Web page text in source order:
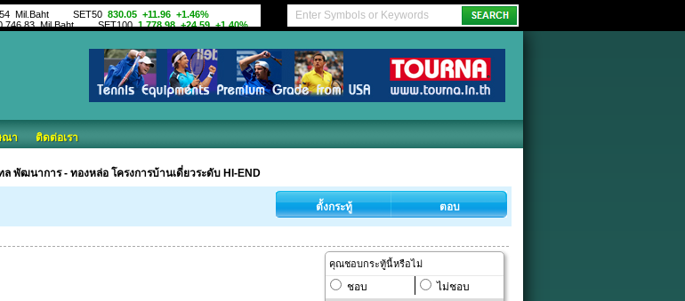
ณา ติดต่อเรา
พัฒนาการ - ทองหล่อ โครงการบ้านเดี่ยวระดับ HI-END
ตั้งกระทู้ ตอบ
คุณชอบกระทู้นี้หรือไม่
ชอบ ไม่ชอบ